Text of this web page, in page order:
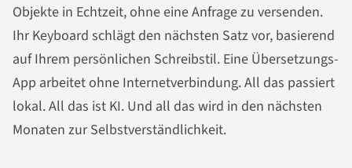
Objekte in Echtzeit, ohne eine Anfrage zu versenden.
Ihr Keyboard schlägt den nächsten Satz vor, basierend
auf Ihrem persönlichen Schreibstil. Eine Übersetzungs-
App arbeitet ohne Internetverbindung. All das passiert
lokal. All das ist KI. Und all das wird in den nächsten
Monaten zur Selbstverständlichkeit.